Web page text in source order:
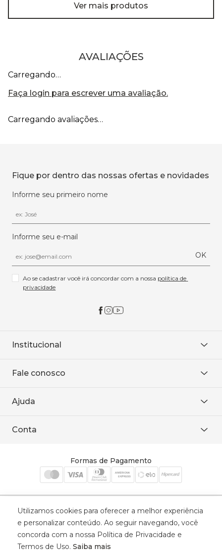
Ver mais produtos
AVALIAÇÕES
Carregando…
Faça login para escrever uma avaliação.
Carregando avaliações…
Fique por dentro das nossas ofertas e novidades
Informe seu primeiro nome
Informe seu e-mail
OK
Ao se cadastrar você irá concordar com a nossa política de
privacidade
Institucional
Onde encontrar
Baixe o APP
Fale conosco
WhatsApp
Ajuda
Política de entrega
Conta
Cadastre-se
Formas de Pagamento
Selos de Segurança
Utilizamos cookies para oferecer a melhor experiência
e personalizar conteúdo. Ao seguir navegando, você
concorda com a nossa Política de Privacidade e
Termos de Uso. Saiba mais